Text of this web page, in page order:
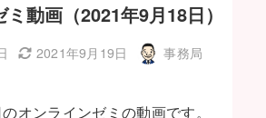
動画（2021年9月18日）
更新日
2021年9月19日
著
事務局
オンラインゼミの動画です。